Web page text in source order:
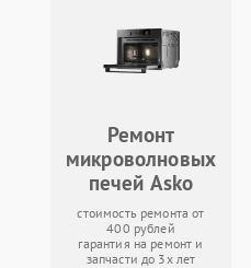
Ремонт
микроволновых
печей Asko
стоимость ремонта от
400 рублей
гарантия на ремонт и
запчасти до 3х лет